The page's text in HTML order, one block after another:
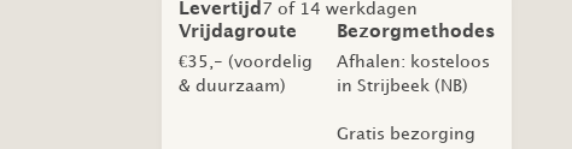
Levertijd 7 of 14 werkdagen
Vrijdagroute
€35,- (voordelig
& duurzaam)
Bezorgmethodes
Afhalen: kosteloos
in Strijbeek (NB)
Gratis bezorging